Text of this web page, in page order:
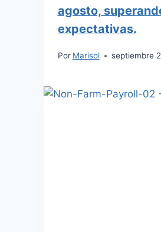
agosto,
expectativas.
Por Marisol septiembre